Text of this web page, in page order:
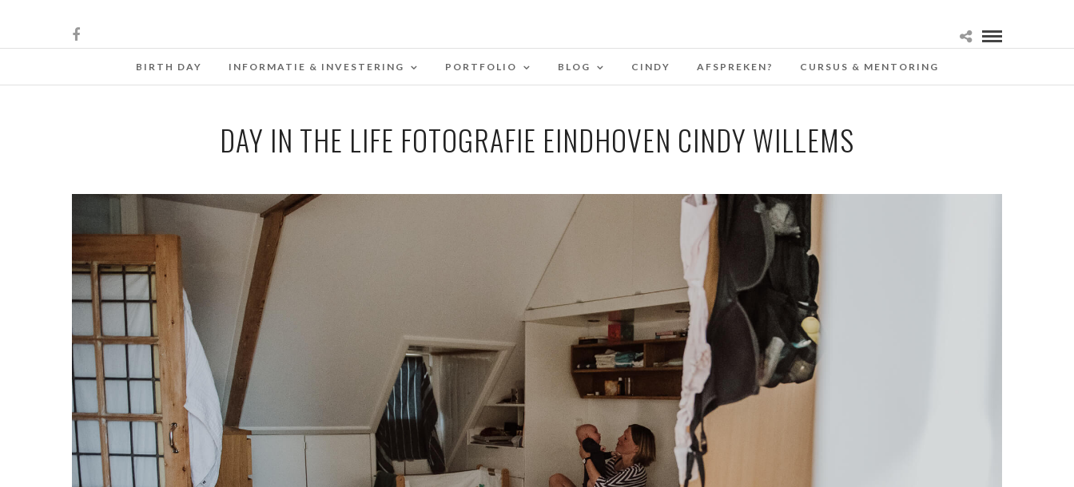
BIRTH DAY INFORMATIE & INVESTERING PORTFOLIO BLOG CINDY AFSPREKEN? CURSUS & MENTORING
DAY IN THE LIFE FOTOGRAFIE EINDHOVEN CINDY WILLEMS